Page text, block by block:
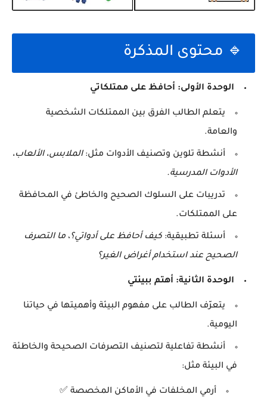
🔹 محتوى المذكرة
الوحدة الأولى: أحافظ على ممتلكاتي
يتعلم الطالب الفرق بين الممتلكات الشخصية
والعامة.
أنشطة تلوين وتصنيف الأدوات مثل:الملابس، الألعاب،
الأدوات المدرسية.
تدريبات على السلوك الصحيح والخاطئ في المحافظة
على الممتلكات.
أسئلة تطبيقية: كيف أحافظ على أدواتي؟، ما التصرف
الصحيح عند استخدام أغراض الغير؟
الوحدة الثانية: أهتم ببيئتي
يتعرّف الطالب على مفهوم البيئة وأهميتها في حياتنا
اليومية.
أنشطة تفاعلية لتصنيف التصرفات الصحيحة والخاطئة
في البيئة مثل:
أرمي المخلفات في الأماكن المخصصة ✅